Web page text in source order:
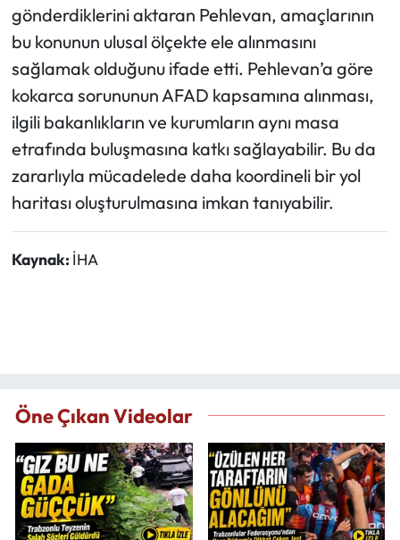
gönderdiklerini aktaran Pehlevan, amaçlarının
bu konunun ulusal ölçekte ele alınmasını
sağlamak olduğunu ifade etti. Pehlevan’a göre
kokarca sorununun AFAD kapsamına alınması,
ilgili bakanlıkların ve kurumların aynı masa
etrafında buluşmasına katkı sağlayabilir. Bu da
zararlıyla mücadelede daha koordineli bir yol
haritası oluşturulmasına imkan tanıyabilir.
Kaynak: İHA
Öne Çıkan Videolar